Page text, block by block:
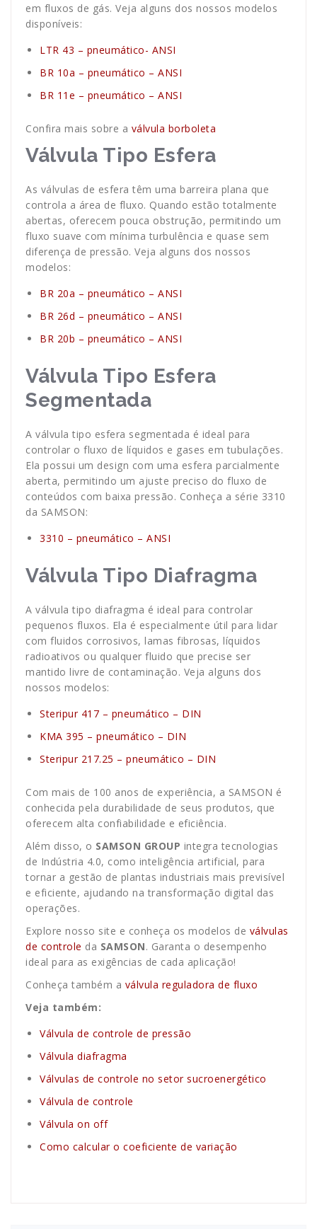
em fluxos de gás. Veja alguns dos nossos modelos
disponíveis:
LTR 43 – pneumático- ANSI
BR 10a – pneumático – ANSI
BR 11e – pneumático – ANSI
Confira mais sobre a válvula borboleta
Válvula Tipo Esfera
As válvulas de esfera têm uma barreira plana que
controla a área de fluxo. Quando estão totalmente
abertas, oferecem pouca obstrução, permitindo um
fluxo suave com mínima turbulência e quase sem
diferença de pressão. Veja alguns dos nossos
modelos:
BR 20a – pneumático – ANSI
BR 26d – pneumático – ANSI
BR 20b – pneumático – ANSI
Válvula Tipo Esfera
Segmentada
A válvula tipo esfera segmentada é ideal para
controlar o fluxo de líquidos e gases em tubulações.
Ela possui um design com uma esfera parcialmente
aberta, permitindo um ajuste preciso do fluxo de
conteúdos com baixa pressão. Conheça a série 3310
da SAMSON:
3310 – pneumático – ANSI
Válvula Tipo Diafragma
A válvula tipo diafragma é ideal para controlar
pequenos fluxos. Ela é especialmente útil para lidar
com fluidos corrosivos, lamas fibrosas, líquidos
radioativos ou qualquer fluido que precise ser
mantido livre de contaminação. Veja alguns dos
nossos modelos:
Steripur 417 – pneumático – DIN
KMA 395 – pneumático – DIN
Steripur 217.25 – pneumático – DIN
Com mais de 100 anos de experiência, a SAMSON é
conhecida pela durabilidade de seus produtos, que
oferecem alta confiabilidade e eficiência.
Além disso, o SAMSON GROUP integra tecnologias
de Indústria 4.0, como inteligência artificial, para
tornar a gestão de plantas industriais mais previsível
e eficiente, ajudando na transformação digital das
operações.
Explore nosso site e conheça os modelos de válvulas
de controle da SAMSON. Garanta o desempenho
ideal para as exigências de cada aplicação!
Conheça também a válvula reguladora de fluxo
Veja também:
Válvula de controle de pressão
Válvula diafragma
Válvulas de controle no setor sucroenergético
Válvula de controle
Válvula on off
Como calcular o coeficiente de variação